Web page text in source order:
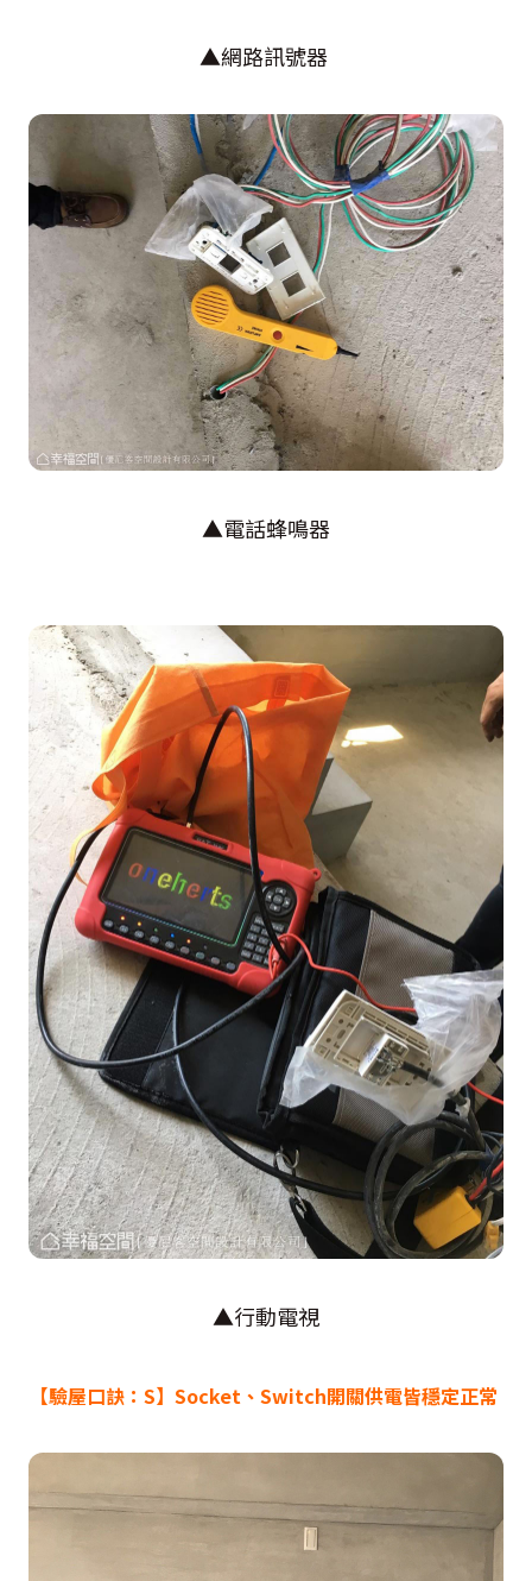
▲網路訊號器
▲電話蜂鳴器
▲行動電視
【驗屋口訣：S】Socket 、 Switch開關供電皆穩定正常